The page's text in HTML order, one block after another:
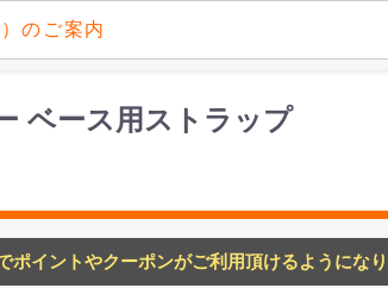
のご案内
ベース用ストラップ
ポイントやクーポンがご利用頂けるようにな